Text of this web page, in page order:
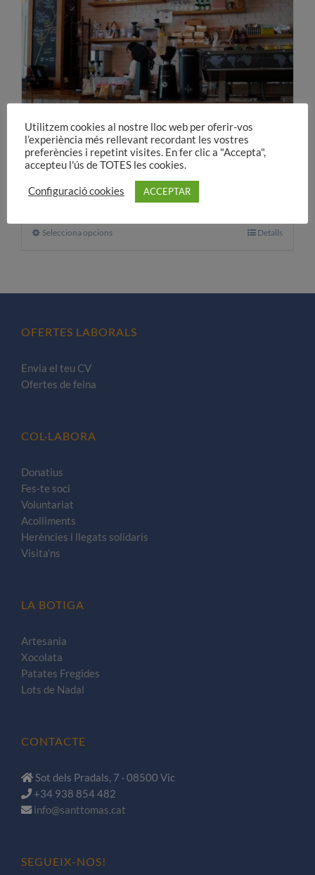
opcions
es
poden
triar
a
la
del
producte
Noves oportunitats laborals
Selecciona opcionsAquest
Les
Detalls
OFERTES LABORALS
Envia el teu CV
Ofertes de feina
COL·LABORA
Donatius
Fes-te soci
Voluntariat
Acolliments
Herències i llegats solidaris
Visita’ns
LA BOTIGA
Artesania
Xocolata
Patates Fregides
Lots de Nadal
CONTACTE
Sot dels Pradals, 7 · 08500 Vic
+34 938 854 482
info@santtomas.cat
SEGUEIX-NOS!
Utilitzem cookies al nostre lloc web per oferir-vos
l’experiència més rellevant recordant les vostres
preferències i repetint visites. En fer clic a "Accepta",
accepteu l'ús de TOTES les cookies.
Configuració cookies ACCEPTAR